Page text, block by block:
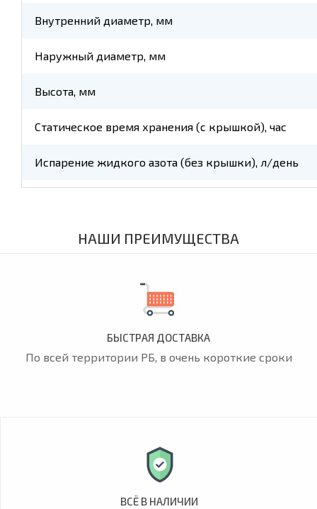
Внутренний диаметр, мм
Наружный диаметр, мм
Высота, мм
Статическое время хранения (с крышкой), час
Испарение жидкого азота (без крышки), л/день
НАШИ ПРЕИМУЩЕСТВА
БЫСТРАЯ ДОСТАВКА
По всей территории РБ, в очень короткие сроки
ВСЁ В НАЛИЧИИ